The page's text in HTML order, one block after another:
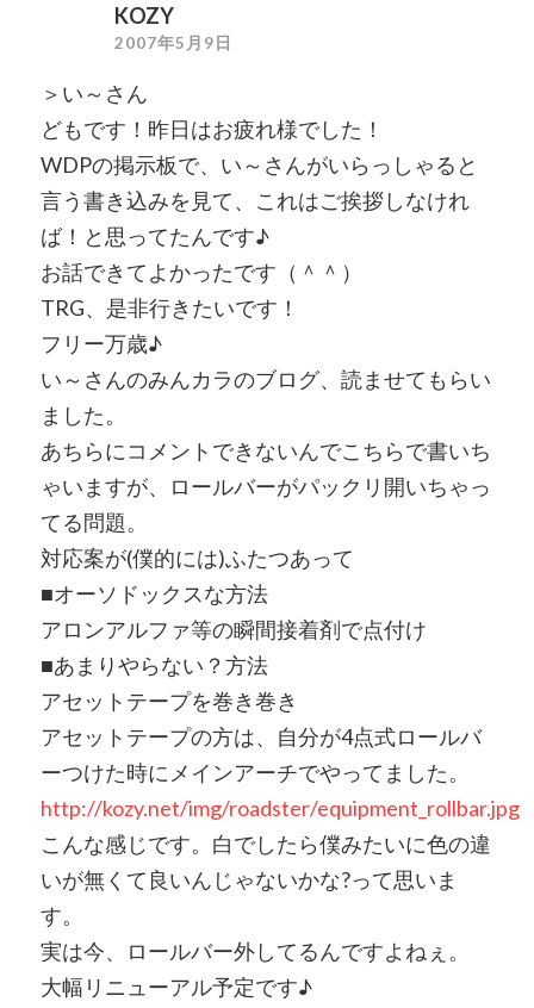
KOZY
2007年5月9日
＞い～さん
どもです！昨日はお疲れ様でした！
WDPの掲示板で、い～さんがいらっしゃると
言う書き込みを見て、これはご挨拶しなけれ
ば！と思ってたんです♪
お話できてよかったです（＾＾）
TRG、是非行きたいです！
フリー万歳♪
い～さんのみんカラのブログ、読ませてもらい
ました。
あちらにコメントできないんでこちらで書いち
ゃいますが、ロールバーがパックリ開いちゃっ
てる問題。
対応案が(僕的には)ふたつあって
■オーソドックスな方法
アロンアルファ等の瞬間接着剤で点付け
■あまりやらない？方法
アセットテープを巻き巻き
アセットテープの方は、自分が4点式ロールバ
ーつけた時にメインアーチでやってました。
http://kozy.net/img/roadster/equipment_rollbar.jpg
こんな感じです。白でしたら僕みたいに色の違
いが無くて良いんじゃないかな?って思いま
す。
実は今、ロールバー外してるんですよねぇ。
大幅リニューアル予定です♪